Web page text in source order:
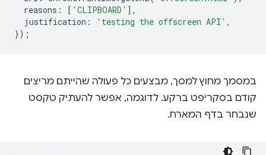
reasons : [ 'CLIPBOARD' ],
justification : 'testing the offscreen API' ,
});
במסמך מחוץ למסך, מבצעים כל פעולה שהייתם מריצים
קודם בסקריפט ברקע. לדוגמה, אפשר להעתיק טקסט
שנבחר בדף המארח.